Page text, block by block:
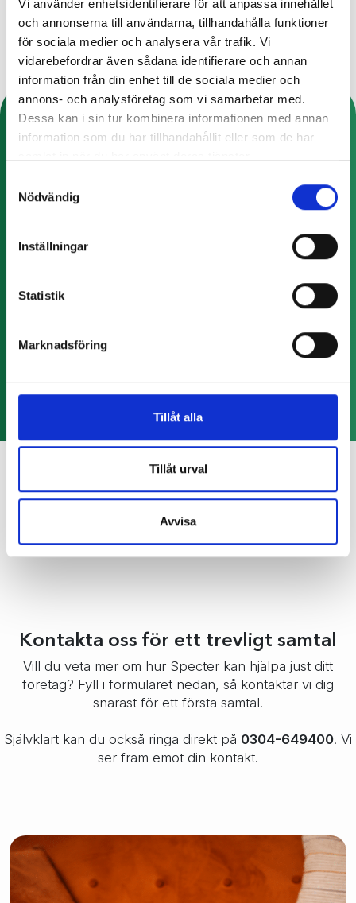
Vi använder enhetsidentifierare för att anpassa innehållet
och annonserna till användarna, tillhandahålla funktioner
för sociala medier och analysera vår trafik. Vi
vidarebefordrar även sådana identifierare och annan
information från din enhet till de sociala medier och
annons- och analysföretag som vi samarbetar med.
Dessa kan i sin tur kombinera informationen med annan
information som du har tillhandahållit eller som de har
Nödvändig
Inställningar
Statistik
Marknadsföring
Tillåt alla
Tillåt urval
Avvisa
upplägg av rutiner kring dessa frågor.
Alla integrationer du behöver
Se alla integrationer
Kontakta oss för ett trevligt samtal
Vill du veta mer om hur Specter kan hjälpa just ditt
företag? Fyll i formuläret nedan, så kontaktar vi dig
snarast för ett första samtal.
Självklart kan du också ringa direkt på 0304-649400. Vi
ser fram emot din kontakt.